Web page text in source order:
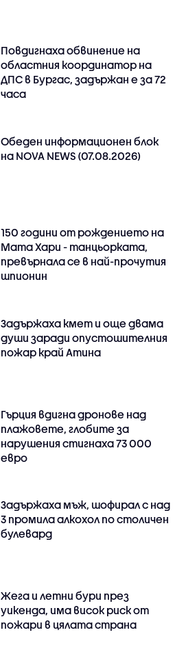
Повдигнаха обвинение на
областния координатор на
ДПС в Бургас, задържан е за 72
часа
Обеден информационен блок
на NOVA NEWS (07.08.2026)
150 години от рождението на
Мата Хари - танцьорката,
превърнала се в най-прочутия
шпионин
Задържаха кмет и още двама
души заради опустошителния
пожар край Атина
Гърция вдигна дронове над
плажовете, глобите за
нарушения стигнаха 73 000
евро
Задържаха мъж, шофирал с над
3 промила алкохол по столичен
булевард
Жега и летни бури през
уикенда, има висок риск от
пожари в цялата страна